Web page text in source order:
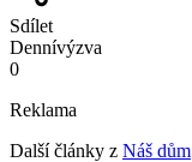
Sdílet
Dennívýzva
0
Reklama
Další články z Náš dům